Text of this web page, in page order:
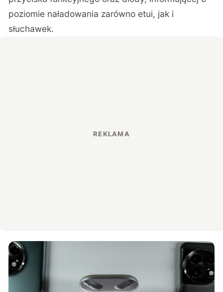
poziomie naładowania zarówno etui, jak i
słuchawek.